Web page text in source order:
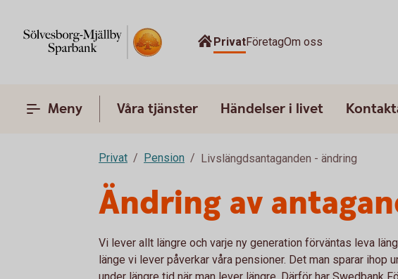
PrivatFöretagOm oss
Meny Våra tjänster Händelser i livet
Privat Pension Livslängdsantaganden - ändring
Ändring av
Vi lever allt längre och varje ny generation förväntas leva
länge vi lever påverkar våra pensioner. Det man sparar ihop